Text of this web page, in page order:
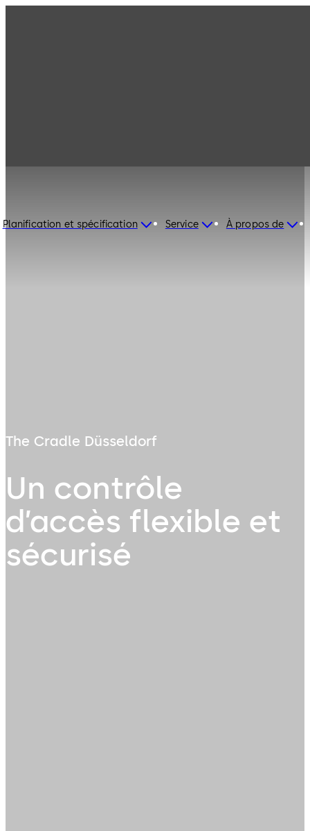
Planification et spécification Service À propos de
The Cradle Düsseldorf
Un contrôle
d’accès flexible et
sécurisé